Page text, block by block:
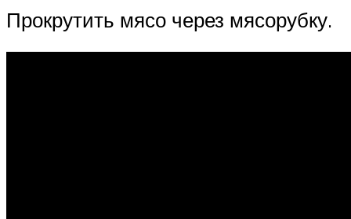
Прокрутить мясо через мясорубку.